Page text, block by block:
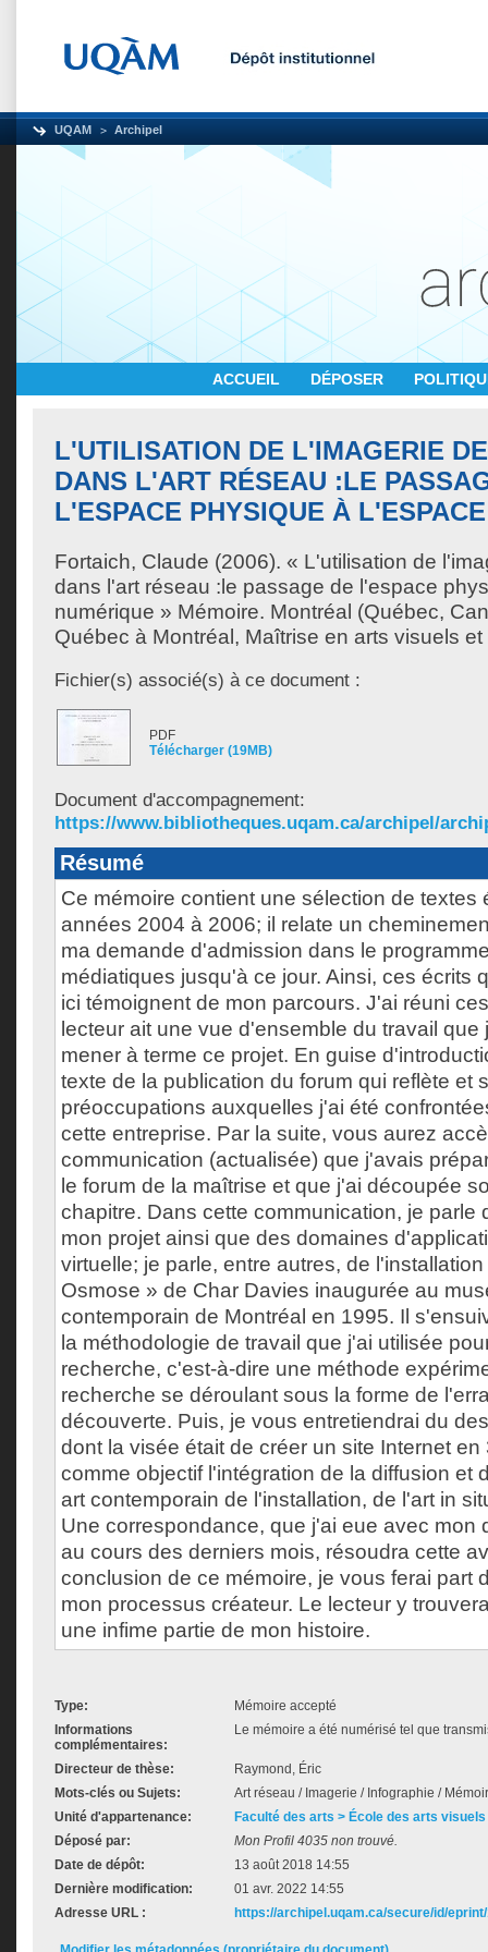
UQAM Archipel
ACCUEIL DÉPOSER
L'UTILISATION DE L'IMAGERIE
DANS L'ART RÉSEAU :LE
L'ESPACE PHYSIQUE À
Fortaich, Claude (2006). « L'utilisation de
dans l'art réseau :le passage de l'espace
numérique » Mémoire. Montréal (Québec,
Québec à Montréal, Maîtrise en arts visuels
Fichier(s) associé(s) à ce document :
PDF
Télécharger (19MB)
Document d'accompagnement:
https://www.bibliotheques.uqam.ca/archipel/
Résumé
Ce mémoire contient une sélection de textes
années 2004 à 2006; il relate un
ma demande d'admission dans le
médiatiques jusqu'à ce jour. Ainsi, ces écrits
ici témoignent de mon parcours. J'ai réuni
lecteur ait une vue d'ensemble du travail que
mener à terme ce projet. En guise
texte de la publication du forum qui reflète et
préoccupations auxquelles j'ai été
cette entreprise. Par la suite, vous aurez
communication (actualisée) que j'avais
le forum de la maîtrise et que j'ai découpée
chapitre. Dans cette communication, je parle
mon projet ainsi que des domaines
virtuelle; je parle, entre autres, de
Osmose » de Char Davies inaugurée au
contemporain de Montréal en 1995. Il
la méthodologie de travail que j'ai utilisée
recherche, c'est-à-dire une méthode
recherche se déroulant sous la forme de
découverte. Puis, je vous entretiendrai du
dont la visée était de créer un site Internet en
comme objectif l'intégration de la diffusion et
art contemporain de l'installation, de l'art in
Une correspondance, que j'ai eue avec mon
au cours des derniers mois, résoudra cette
conclusion de ce mémoire, je vous ferai part
mon processus créateur. Le lecteur y
une infime partie de mon histoire.
Type:
Mémoire accepté
Informations
complémentaires:
Le mémoire a été numérisé tel que
Directeur de thèse:
Raymond, Éric
Mots-clés ou Sujets:
Art réseau / Imagerie / Infographie /
Unité d'appartenance:
Faculté des arts > École des arts
Déposé par:
Mon Profil 4035 non trouvé.
Date de dépôt:
13 août 2018 14:55
Dernière modification:
01 avr. 2022 14:55
Adresse URL :
https://archipel.uqam.ca/secure/id/